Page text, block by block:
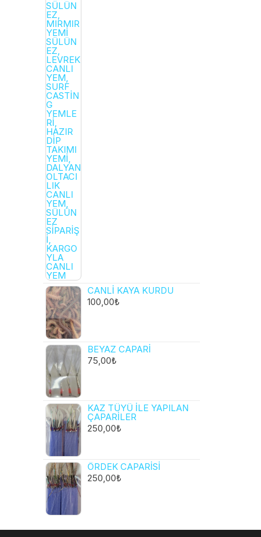
CANLI KAYA KURDU
100,00₺
BEYAZ CAPARI
75,00₺
KAZ TÜYÜ ILE YAPILAN
ÇAPARILER
250,00₺
ÖRDEK CAPARISI
250,00₺